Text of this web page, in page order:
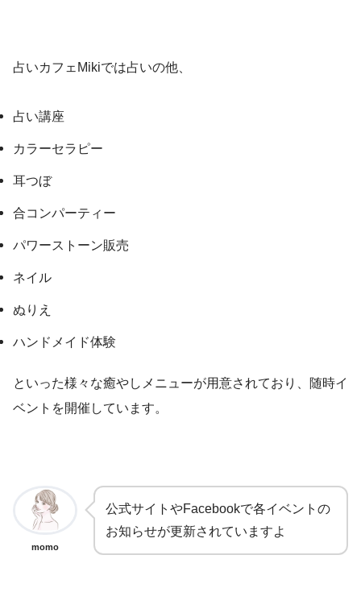
占いカフェMikiでは占いの他、
占い講座
カラーセラピー
耳つぼ
合コンパーティー
パワーストーン販売
ネイル
ぬりえ
ハンドメイド体験
といった様々な癒やしメニューが用意されており、随時イ
ベントを開催しています。
momo
公式サイトやFacebookで各イベントの
お知らせが更新されていますよ